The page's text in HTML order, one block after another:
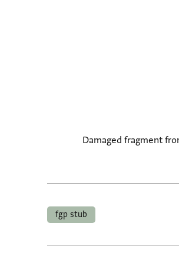
Damaged fragment
fgp stub